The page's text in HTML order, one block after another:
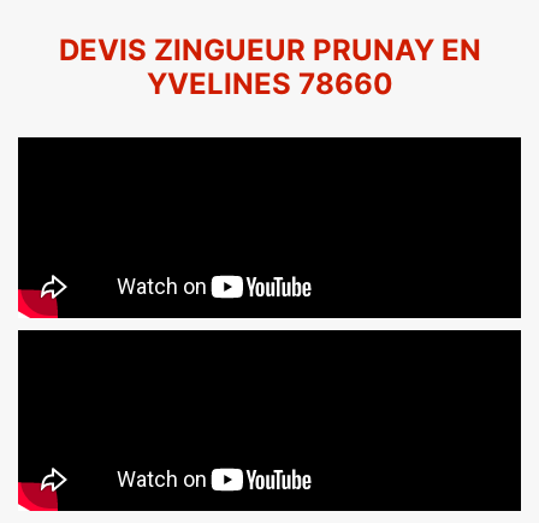
DEVIS ZINGUEUR PRUNAY EN
YVELINES 78660